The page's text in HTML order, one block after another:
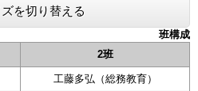
を切り替える
班構成
2班
工藤多弘（総務教育）